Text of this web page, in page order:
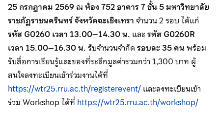
25 กรกฎาคม 2569ณห้อง 752 อาคาร 7 ชั้น 5 มหาวิทยาลัย
ราชภัฏราชนครินทร์ จังหวัดฉะเชิงเทราจำนวน 2 รอบ ได้แก่
รหัส G0260 เวลา 13.00–14.30 น. และรหัส G0260R
เวลา 15.00–16.30 น.รับจำนวนจำกัดรอบละ 35 คนพร้อม
รับสื่อการเรียนรู้และของที่ระลึกมูลค่ารวมกว่า 1,300 บาท ผู้
สนใจลงทะเบียนเข้าร่วมงานได้ที่
https://wtr25.rru.ac.th/registerevent/และลงทะเบียนเข้า
ร่วม Workshop ได้ที่ https://wtr25.rru.ac.th/workshop/